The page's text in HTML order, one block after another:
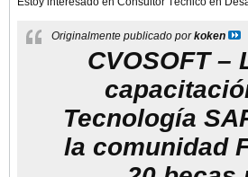
Originalmente publicado porkoken
CVOSOFT –
Tecnología
la comunidad